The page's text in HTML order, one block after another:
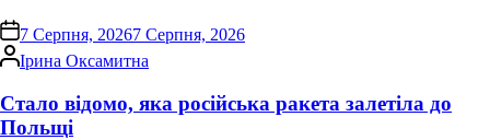
on 7 Серпня, 20267 Серпня, 2026
Опубліковано
Ірина Оксамитна
Стало відомо, яка російська ракета залетіла до
Польщі